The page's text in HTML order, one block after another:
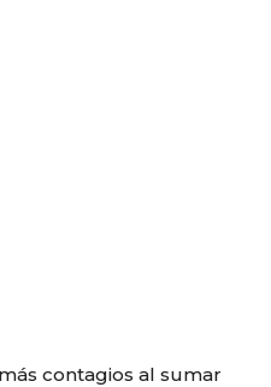
contagios al sumar